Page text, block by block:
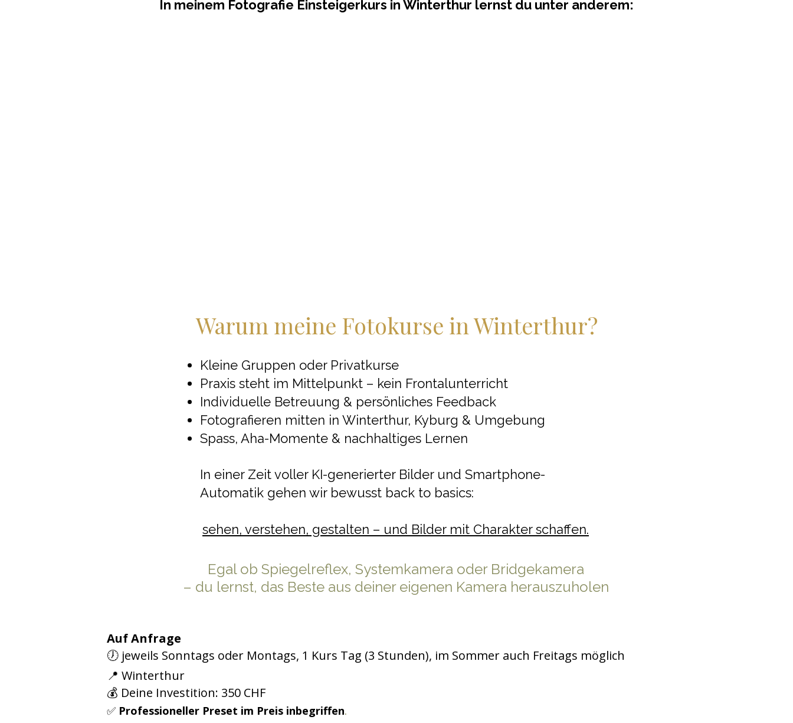
In meinem Fotografie Einsteigerkurs in Winterthur lernst du unter anderem:
Warum meine Fotokurse in Winterthur?
Kleine Gruppen oder Privatkurse
Praxis steht im Mittelpunkt – kein Frontalunterricht
Individuelle Betreuung & persönliches Feedback
Fotografieren mitten in Winterthur, Kyburg & Umgebung
Spass, Aha-Momente & nachhaltiges Lernen
In einer Zeit voller KI-generierter Bilder und Smartphone-
Automatik gehen wir bewusst back to basics:
sehen, verstehen, gestalten – und Bilder mit Charakter schaffen.
Egal ob Spiegelreflex, Systemkamera oder Bridgekamera
– du lernst, das Beste aus deiner eigenen Kamera herauszuholen
Auf Anfrage
🕖 jeweils Sonntags oder Montags, 1 Kurs Tag (3 Stunden), im Sommer auch Freitags möglich
📍 Winterthur
💰 Deine Investition: 350 CHF
✅ Professioneller Preset im Preis inbegriffen.